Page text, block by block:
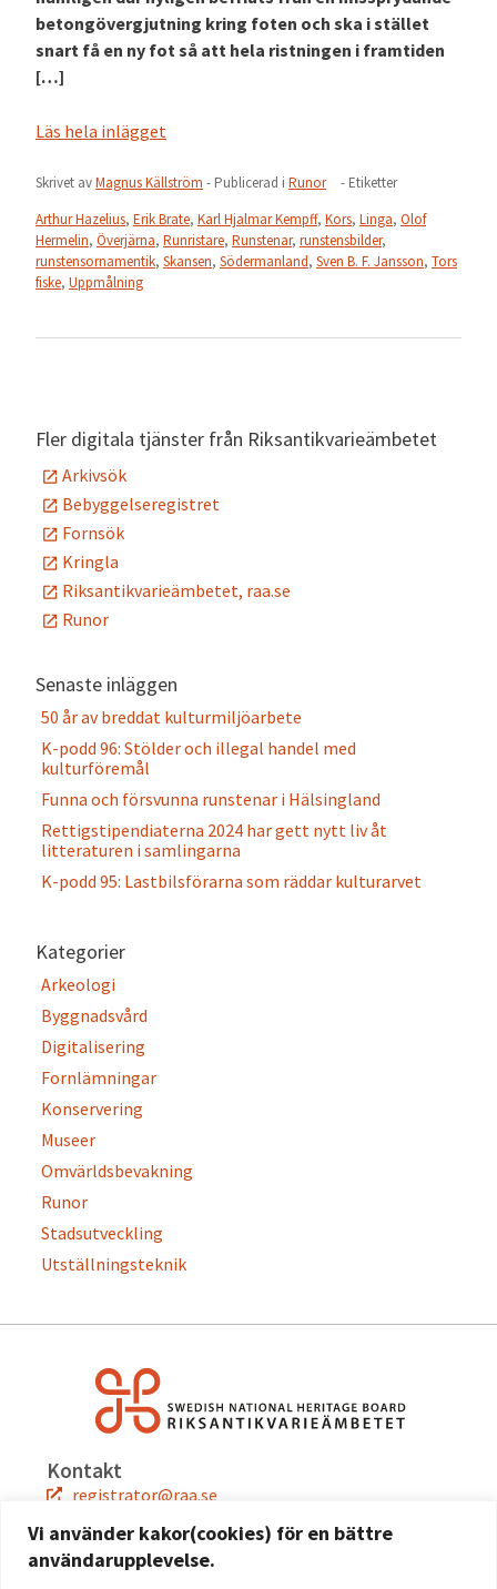
Vi använder kakor(cookies) för en bättre
användarupplevelse.
betongövergjutning kring foten och ska i stället
snart få en ny fot så att hela ristningen i framtiden
[…]
Läs hela inlägget
Skrivet avMagnus Källström - Publicerad i Runor
- Etiketter
Arthur Hazelius, Erik Brate, Karl Hjalmar Kempff, Kors, Linga, Olof
Hermelin, Överjärna, Runristare, Runstenar, runstensbilder,
runstensornamentik, Skansen, Södermanland, Sven B. F. Jansson, Tors
fiske, Uppmålning
Fler digitala tjänster från Riksantikvarieämbetet
Arkivsök
Bebyggelseregistret
Fornsök
Kringla
Riksantikvarieämbetet, raa.se
Runor
Senaste inläggen
50 år av breddat kulturmiljöarbete
K-podd 96: Stölder och illegal handel med
kulturföremål
Funna och försvunna runstenar i Hälsingland
Rettigstipendiaterna 2024 har gett nytt liv åt
litteraturen i samlingarna
K-podd 95: Lastbilsförarna som räddar kulturarvet
Kategorier
Arkeologi
Byggnadsvård
Digitalisering
Fornlämningar
Konservering
Museer
Omvärldsbevakning
Runor
Stadsutveckling
Utställningsteknik
Kontakt
registrator@raa.se
Snabblänkar